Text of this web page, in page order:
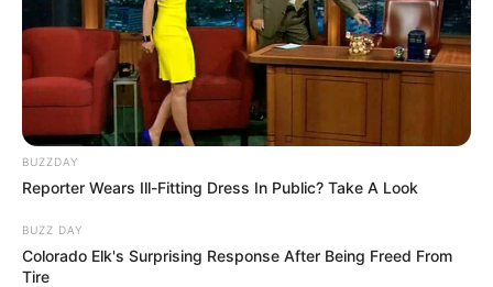
BUZZDAY
Reporter Wears Ill-Fitting Dress In Public? Take A Look
BUZZ DAY
Colorado Elk's Surprising Response After Being Freed From
Tire